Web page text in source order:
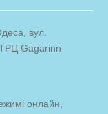
вул.
Gagarinn
онлайн,